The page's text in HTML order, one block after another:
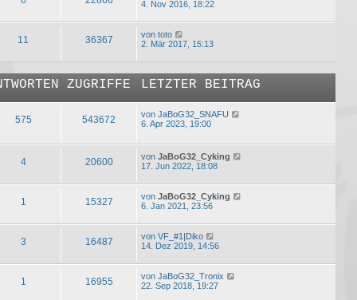
4. Nov 2016, 18:22
11 36367 von toto
2. Mär 2017, 15:13
ZUGRIFFE LETZTER BEITRAG
575 543672 von JaBoG32_SNAFU
6. Apr 2023, 19:00
4 20600 von JaBoG32_Cyking
17. Jun 2022, 18:08
1 15327 von JaBoG32_Cyking
6. Jan 2021, 23:56
3 16487 von VF_#1|Diko
14. Dez 2019, 14:56
1 16955 von JaBoG32_Tronix
22. Sep 2018, 19:27